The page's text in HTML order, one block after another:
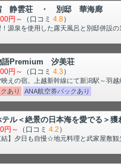
静雲荘 ・ 別邸 華海廊
円～ （口コミ 4.8）
源泉を使用した露天風呂と別邸併設
語Premium 汐美荘
円～ （口コミ 4.3）
えの宿。上越新幹線にて新潟駅～羽越
あり
ANA航空券パックあり
ル＜絶景の日本海を愛でる＞獲
円～ （口コミ 4.2 ）
結】夕日も自慢☆地元料理と武家屋敷